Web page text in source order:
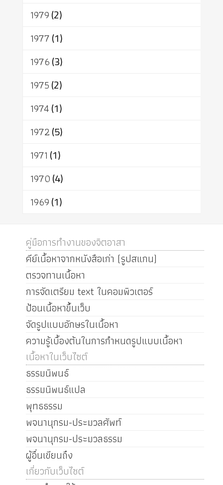
1979(2)
1977(1)
1976(3)
1975(2)
1974(1)
1972(5)
1971 (1)
1970(4)
1969(1)
คู่มือการทำงานของจิตอาสา
คีย์เนื้อหาจากหนังสือเก่า (รูปสแกน)
ตรวจทานเนื้อหา
การจัดเตรียม text ในคอมพิวเตอร์
ป้อนเนื้อหาขึ้นเว็บ
จัดรูปแบบอักษรในเนื้อหา
ความรู้เบื้องต้นในการกำหนดรูปแบบเนื้อหา
เนื้อหาในเว็บไซต์
ธรรมนิพนธ์
ธรรมนิพนธ์แปล
พุทธธรรม
พจนานุกรม-ประมวลศัพท์
พจนานุกรม-ประมวลธรรม
ผู้อื่นเขียนถึง
เกี่ยวกับเว็บไซต์